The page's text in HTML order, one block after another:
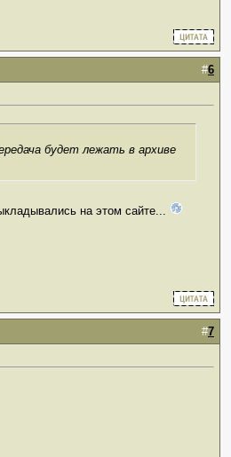
#6
будет лежать в архиве
на этом сайте...
#7